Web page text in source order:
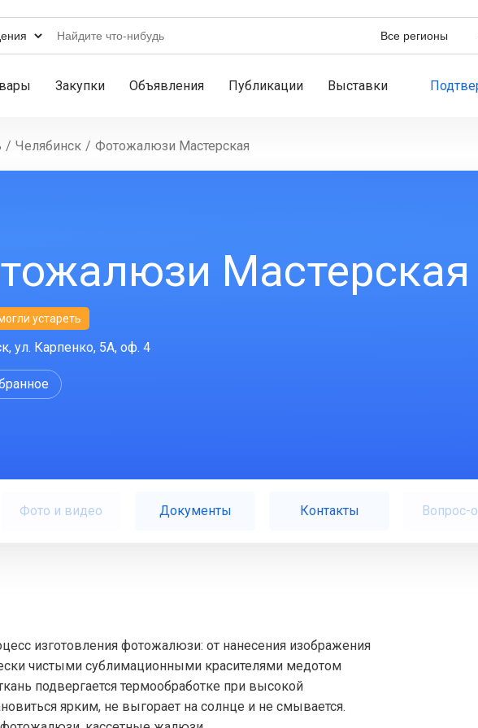
Закупки Объявления Публикации Выставки
/ Челябинск / Фотожалюзи Мастерская
Мастерская
устареть
ул. Карпенко, 5А, оф. 4
Фото и видео Документы Контакты Вопрос-
изготовления фотожалюзи: от нанесения изображения
чистыми сублимационными красителями медотом
подвергается термообработке при высокой
ярким, не выгорает на солнце и не смывается.